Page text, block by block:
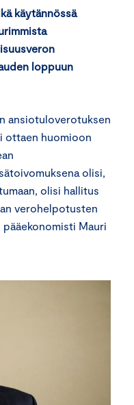
käytännössä
loppuun
ansiotuloverotuksen
ottaen huomioon
olisi,
olisi hallitus
verohelpotusten
pääekonomisti Mauri